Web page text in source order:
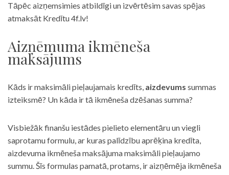
Tāpēc aizņemsimies atbildīgi un izvērtēsim savas spējas
atmaksāt Kredītu 4f.lv!
Aizņēmuma ikmēneša
maksājums
Kāds ir maksimāli pieļaujamais kredīts, aizdevums summas
izteiksmē? Un kāda ir tā ikmēneša dzēšanas summa?
Visbiežāk finanšu iestādes pielieto elementāru un viegli
saprotamu formulu, ar kuras palīdzību aprēķina kredīta,
aizdevuma ikmēneša maksājuma maksimāli pieļaujamo
summu. Šīs formulas pamatā, protams, ir aizņēmēja ikmēneša